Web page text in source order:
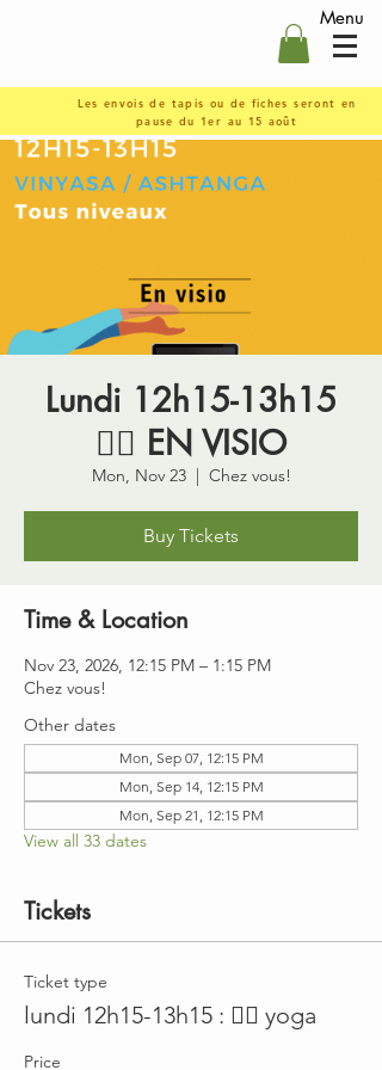
Menu
Les envois de tapis ou de fiches seront en
pause du 1er au 15 août
Lundi 12h15-13h15
🤸‍♀️ EN VISIO
Mon, Nov 23
  |
Chez vous!
Buy Tickets
Time & Location
Nov 23, 2026, 12:15 PM – 1:15 PM
Chez vous!
Other dates
Mon, Sep 07, 12:15 PM
Mon, Sep 14, 12:15 PM
Mon, Sep 21, 12:15 PM
View all 33 dates
Tickets
Ticket type
lundi 12h15-13h15 : 🤸‍♀️ yoga
Price